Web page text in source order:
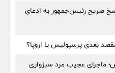
صریح رئیس‌جمهور به ادعای
بعدی پرسپولیس یا اروپا؟
ماجرای عجیب مرد سبزواری